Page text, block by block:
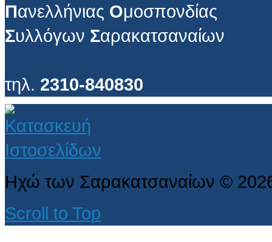
Πανελλήνιας Ομοσπονδίας
Συλλόγων Σαρακατσαναίων
τηλ. 2310-840830
Ηχώ των Σαρακατσαναίων ©
Scroll to Top